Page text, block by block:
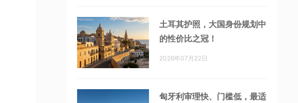
土耳其护照，大国身份规划中
的性价比之冠！
2026年07月22日
匈牙利审理快、门槛低，最适